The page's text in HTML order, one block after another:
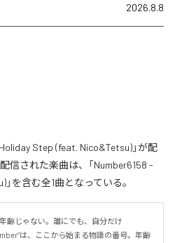
2026.8.8
Step (feat. Nico&Tetsu)」が配
信された楽曲は、「Number6158 -
を含む全1曲となっている。
齢じゃない。誰にでも、自分だけ
は、ここから始まる物語の番号。年齢